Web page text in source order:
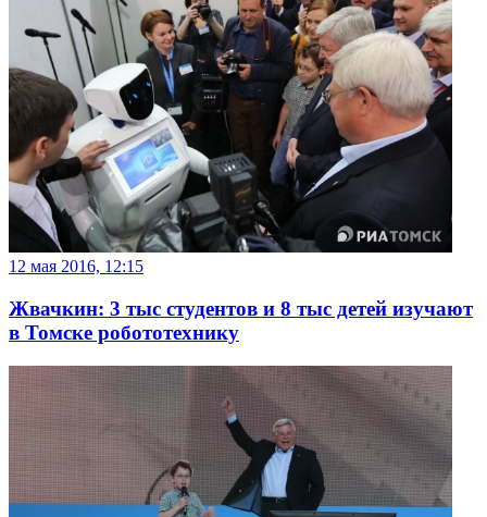
12 мая 2016, 12:15
Жвачкин: 3 тыс студентов и 8 тыс детей изучают
в Томске робототехнику